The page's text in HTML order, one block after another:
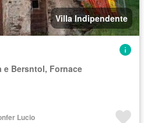
Villa Indipendente
e Bersntol, Fornace
Lucio